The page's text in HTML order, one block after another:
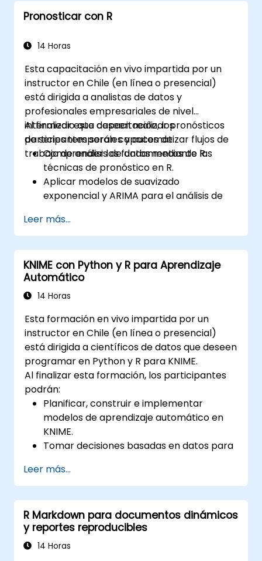
Pronosticar con R
14 Horas
Esta capacitación en vivo impartida por un
instructor en Chile (en línea o presencial)
está dirigida a analistas de datos y
profesionales empresariales de nivel
intermedio que deseen realizar pronósticos
de series temporales y automatizar flujos de
trabajo de análisis de datos mediante R.
Al finalizar esta capacitación, los
participantes serán capaces de:
Comprender los fundamentos de las
técnicas de pronóstico en R.
Aplicar modelos de suavizado
exponencial y ARIMA para el análisis de
Utilizar el paquete ‘forecast’ para
generar modelos de predicción precisos.
Automatizar flujos de trabajo de
pronóstico para aplicaciones
empresariales y de investigación.
Leer más...
KNIME con Python y R para Aprendizaje
Automático
14 Horas
Esta formación en vivo impartida por un
instructor en Chile (en línea o presencial)
está dirigida a científicos de datos que deseen
programar en Python y R para KNIME.
Al finalizar esta formación, los participantes
podrán:
Planificar, construir e implementar
modelos de aprendizaje automático en
KNIME.
Tomar decisiones basadas en datos para
Implementar proyectos de ciencia de
datos de extremo a extremo.
Leer más...
R Markdown para documentos dinámicos
y reportes reproducibles
14 Horas